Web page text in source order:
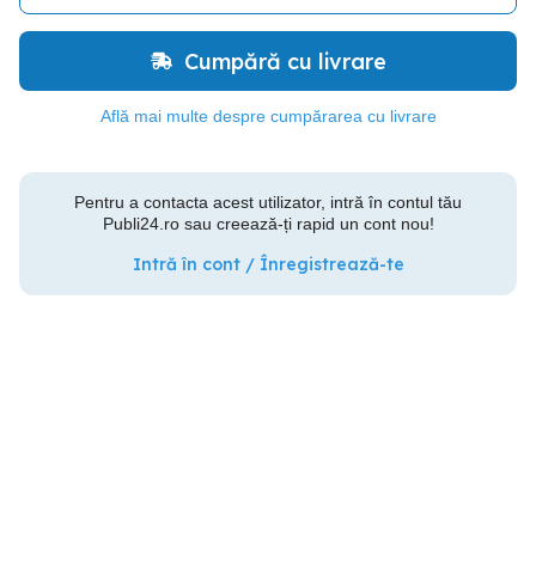
Cumpără cu livrare
Află mai multe despre cumpărarea cu livrare
Pentru a contacta acest utilizator, intră în contul tău
Publi24.ro sau creează-ți rapid un cont nou!
Intră în cont / Înregistrează-te